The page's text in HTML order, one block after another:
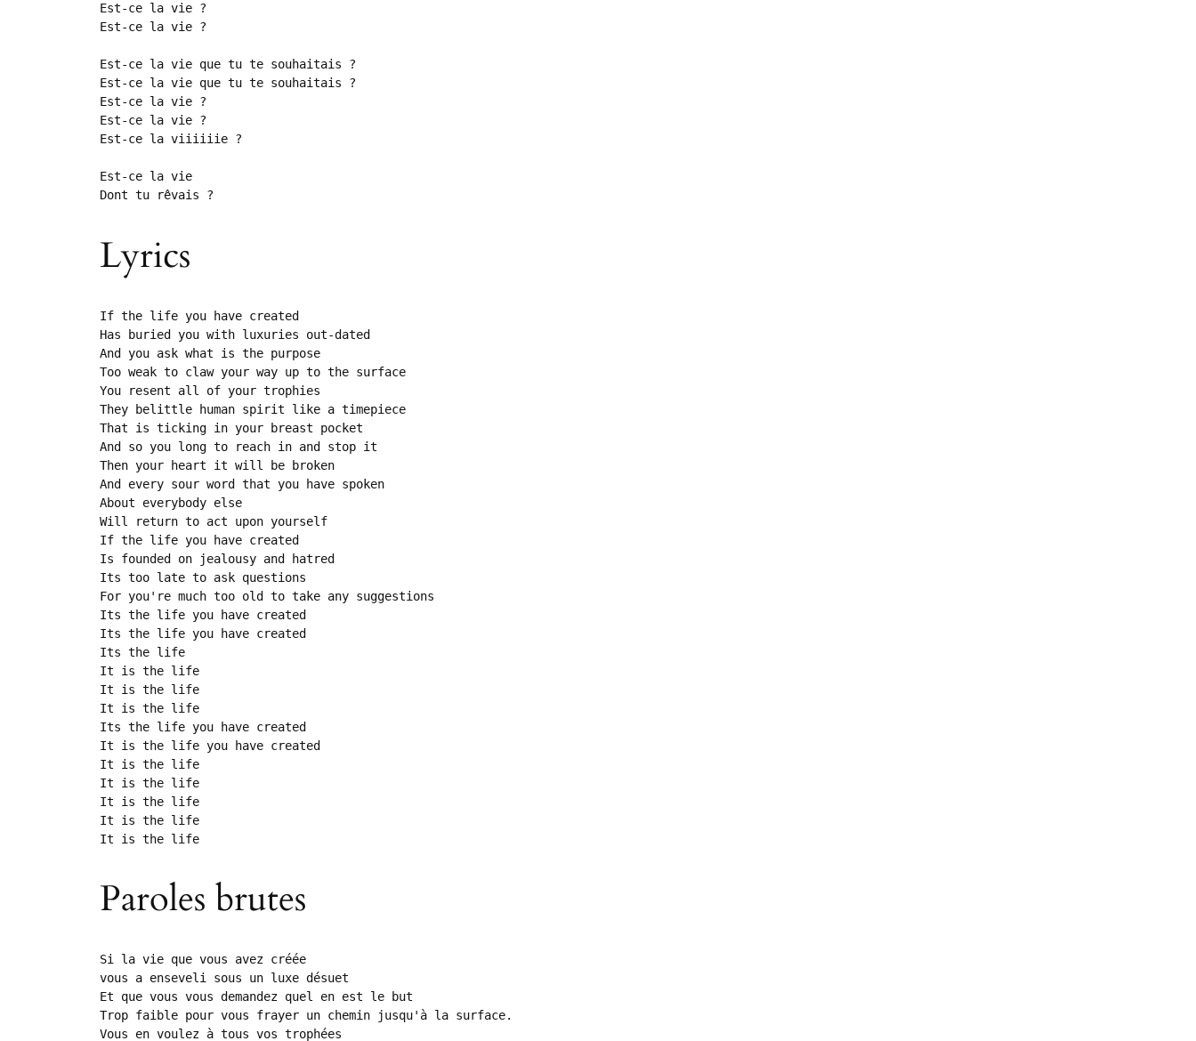
Est-ce la vie ?
Est-ce la vie ?
Est-ce la vie que tu te souhaitais ?
Est-ce la vie que tu te souhaitais ?
Est-ce la vie ?
Est-ce la vie ?
Est-ce la viiiiiie ?
Est-ce la vie
Dont tu rêvais ?
Lyrics
If the life you have created
Has buried you with luxuries out-dated
And you ask what is the purpose
Too weak to claw your way up to the surface
You resent all of your trophies
They belittle human spirit like a timepiece
That is ticking in your breast pocket
And so you long to reach in and stop it
Then your heart it will be broken
And every sour word that you have spoken
About everybody else
Will return to act upon yourself
If the life you have created
Is founded on jealousy and hatred
Its too late to ask questions
For you're much too old to take any suggestions
Its the life you have created
Its the life you have created
Its the life
It is the life
It is the life
It is the life
Its the life you have created
It is the life you have created
It is the life
It is the life
It is the life
It is the life
It is the life
Paroles brutes
Si la vie que vous avez créée
vous a enseveli sous un luxe désuet
Et que vous vous demandez quel en est le but
Trop faible pour vous frayer un chemin jusqu'à la surface.
Vous en voulez à tous vos trophées